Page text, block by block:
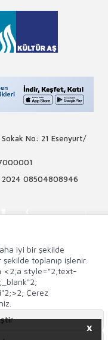
X
No: 21 Esenyurt/
2024 08504808946
iyi bir şekilde
toplanıp işlenir.
<2;a style="2;text-
Çerez